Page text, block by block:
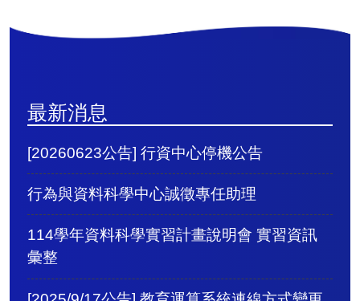
最新消息
[20260623公告] 行資中心停機公告
行為與資料科學中心誠徵專任助理
114學年資料科學實習計畫說明會 實習資訊
彙整